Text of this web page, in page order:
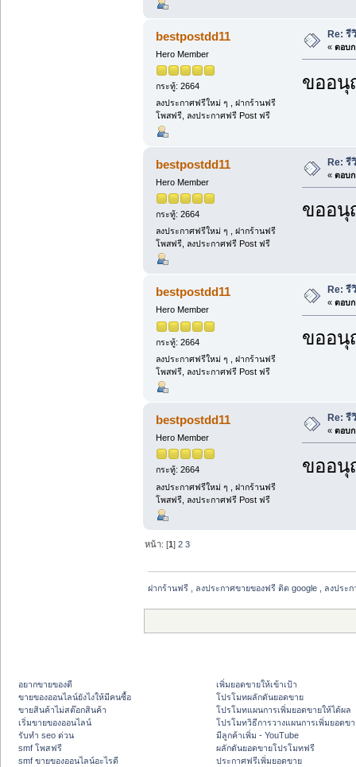
bestpostdd11
Hero Member
กระทู้: 2664
ลงประกาศฟรีใหม่ ๆ , ฝากร้านฟรี
โพสฟรี, ลงประกาศฟรี Post ฟรี
Re: รี
« ตอบก
ขออ
bestpostdd11
Hero Member
กระทู้: 2664
ลงประกาศฟรีใหม่ ๆ , ฝากร้านฟรี
โพสฟรี, ลงประกาศฟรี Post ฟรี
Re: รี
« ตอบก
ขออ
bestpostdd11
Hero Member
กระทู้: 2664
ลงประกาศฟรีใหม่ ๆ , ฝากร้านฟรี
โพสฟรี, ลงประกาศฟรี Post ฟรี
Re: รี
« ตอบก
ขออ
bestpostdd11
Hero Member
กระทู้: 2664
ลงประกาศฟรีใหม่ ๆ , ฝากร้านฟรี
โพสฟรี, ลงประกาศฟรี Post ฟรี
Re: รี
« ตอบก
ขออ
หน้า: [1]2 3
ฝากร้านฟรี , ลงประกาศขายของฟรี ติด google , ลงประ
อยากขายของดี
ขายของออนไลน์ยังไงให้มีคนซื้อ
ขายสินค้าไม่สต๊อกสินค้า
เริ่มขายของออนไลน์
รับทำ seo ด่วน
smf โพสฟรี
smf ขายของออนไลน์อะไรดี
เพิ่มยอดขายให้เข้าเป้า
โปรโมทผลักดันยอดขาย
โปรโมทแผนการเพิ่มยอดขายให้ได้ผล
โปรโมทวิธีการวางแผนการเพิ่มยอดข
มีลูกค้าเพิ่ม - YouTube
ผลักดันยอดขายโปรโมทฟรี
ประกาศฟรีเพิ่มยอดขาย